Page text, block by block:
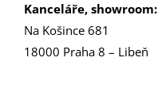
Kanceláře, showroom:
Na Košince 681
18000 Praha 8 – Libeň